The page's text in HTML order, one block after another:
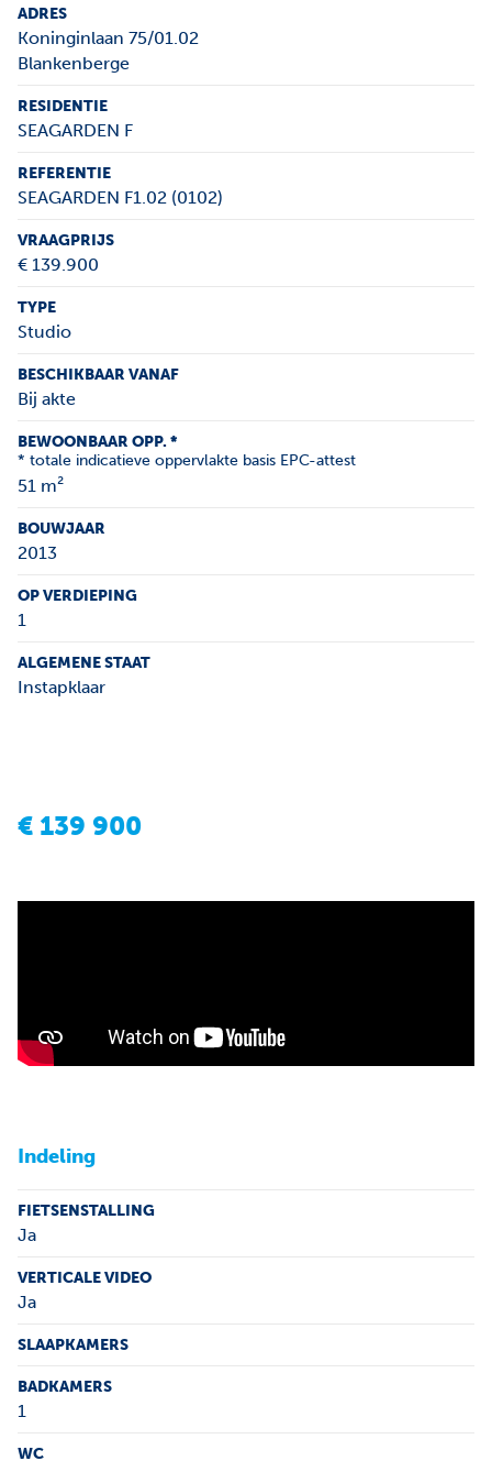
ADRES
Koninginlaan 75/01.02
Blankenberge
RESIDENTIE
SEAGARDEN F
REFERENTIE
SEAGARDEN F1.02 (0102)
VRAAGPRIJS
€ 139.900
TYPE
Studio
BESCHIKBAAR VANAF
Bij akte
BEWOONBAAR OPP. *
* totale indicatieve oppervlakte basis EPC-attest
51 m²
BOUWJAAR
2013
OP VERDIEPING
1
ALGEMENE STAAT
Instapklaar
€ 139 900
Indeling
FIETSENSTALLING
Ja
VERTICALE VIDEO
Ja
SLAAPKAMERS
BADKAMERS
1
WC